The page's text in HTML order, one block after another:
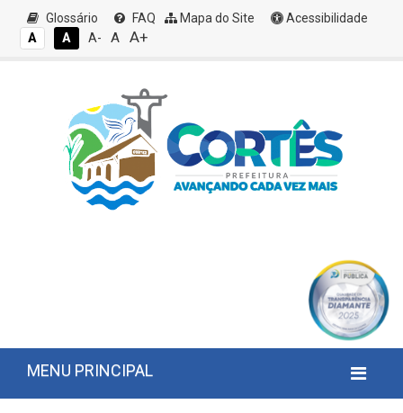
Glossário FAQ Mapa do Site
Acessibilidade
A
A A- A A+
MENU PRINCIPAL